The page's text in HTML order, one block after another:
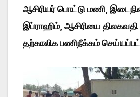
ஆசிரியர் பொட்டு மணி,
இப்ராஹிம், ஆசிரியை
தற்காலிக பணிநீக்கம்